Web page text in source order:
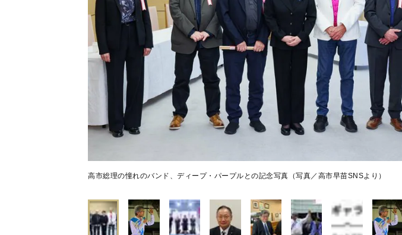
高市総理の憧れのバンド、ディープ・パープルとの記念写真（写真／高市早苗SNSより）